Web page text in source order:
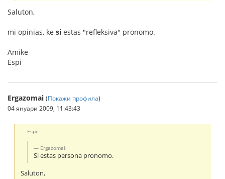
Saluton,
mi opinias, ke si estas "refleksiva" pronomo.
Amike
Espi
Ergazomai (Покажи профила)
04 януари 2009, 11:43:43
Espi:
Ergazomai:
Si estas persona pronomo.
Saluton,